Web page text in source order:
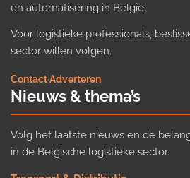
en automatisering in België.
Voor logistieke professionals,
sector willen volgen.
Contact·Adverteren
Nieuws & thema’s
Volg het laatste nieuws en de
in de Belgische logistieke sector.